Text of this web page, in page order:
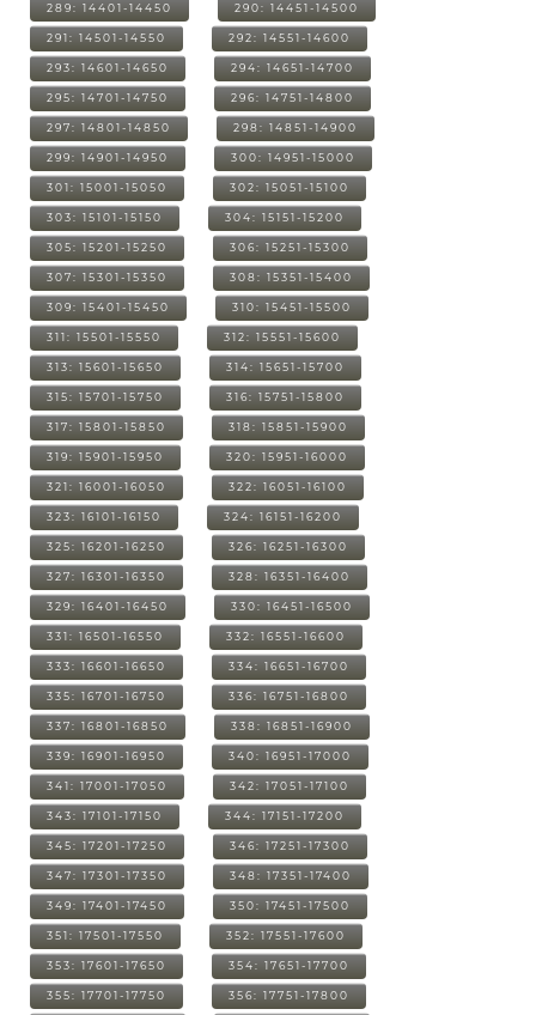
289: 14401-14450 290: 14451-14500
291: 14501-14550 292: 14551-14600
293: 14601-14650 294: 14651-14700
295: 14701-14750 296: 14751-14800
297: 14801-14850 298: 14851-14900
299: 14901-14950 300: 14951-15000
301: 15001-15050 302: 15051-15100
303: 15101-15150 304: 15151-15200
305: 15201-15250 306: 15251-15300
307: 15301-15350 308: 15351-15400
309: 15401-15450 310: 15451-15500
311: 15501-15550 312: 15551-15600
313: 15601-15650 314: 15651-15700
315: 15701-15750 316: 15751-15800
317: 15801-15850 318: 15851-15900
319: 15901-15950 320: 15951-16000
321: 16001-16050 322: 16051-16100
323: 16101-16150 324: 16151-16200
325: 16201-16250 326: 16251-16300
327: 16301-16350 328: 16351-16400
329: 16401-16450 330: 16451-16500
331: 16501-16550 332: 16551-16600
333: 16601-16650 334: 16651-16700
335: 16701-16750 336: 16751-16800
337: 16801-16850 338: 16851-16900
339: 16901-16950 340: 16951-17000
341: 17001-17050 342: 17051-17100
343: 17101-17150 344: 17151-17200
345: 17201-17250 346: 17251-17300
347: 17301-17350 348: 17351-17400
349: 17401-17450 350: 17451-17500
351: 17501-17550 352: 17551-17600
353: 17601-17650 354: 17651-17700
355: 17701-17750 356: 17751-17800